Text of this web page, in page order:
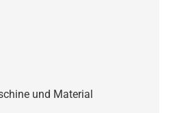
und Material